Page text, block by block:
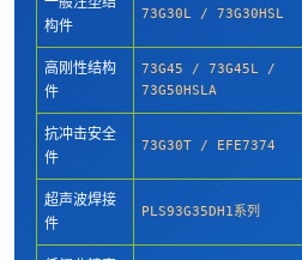
构件
73G30L / 73G30HSL
高刚性结构
件
73G45 / 73G45L /
73G50HSLA
抗冲击安全
件
73G30T / EFE7374
超声波焊接
件
PLS93G35DH1系列